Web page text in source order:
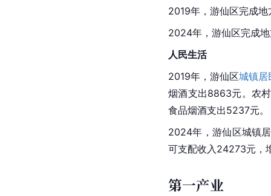
2019年，游仙区完成
2024年，游仙区完成
人民生活
2019年，游仙区城镇居
烟酒支出8863元。农
食品烟酒支出5237元。
2024年，游仙区城镇
可支配收入24273元，
第一产业